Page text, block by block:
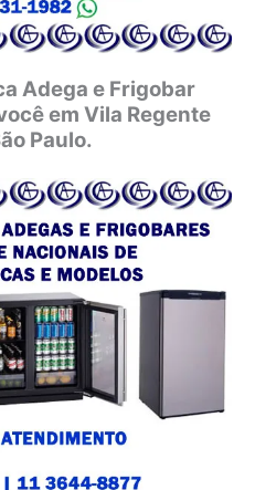
Adega e Frigobar
em Vila Regente
Paulo.